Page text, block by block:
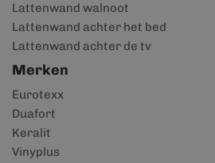
Lattenwand walnoot
Lattenwand achter het bed
Lattenwand achter de tv
Merken
Eurotexx
Duafort
Keralit
Vinyplus